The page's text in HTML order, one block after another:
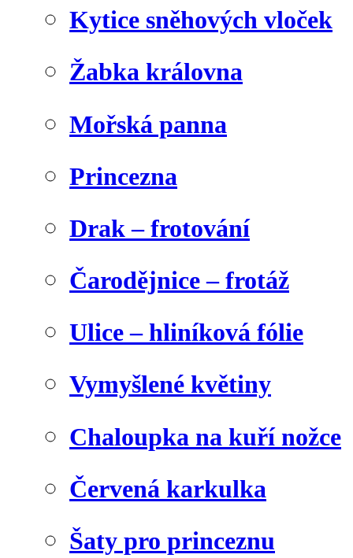
Kytice sněhových vloček
Žabka královna
Mořská panna
Princezna
Drak – frotování
Čarodějnice – frotáž
Ulice – hliníková fólie
Vymyšlené květiny
Chaloupka na kuří nožce
Červená karkulka
Šaty pro princeznu